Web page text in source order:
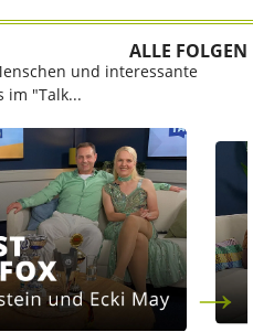
ALLE FOLGEN
und interessante
im "Talk...